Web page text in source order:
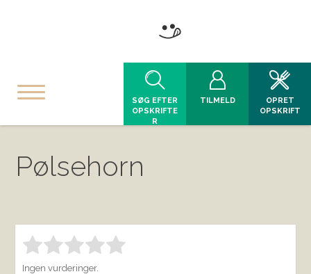
SØG EFTER
OPSKRIFTE
R
TILMELD
OPRET
OPSKRIFT
Pølsehorn
Bedøm denne vare: 1.00
Ingen vurderinger.